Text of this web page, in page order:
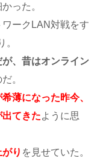
った。
ークLAN対戦をす
。
、昔はオンライン
。
薄になった昨今、
てきたように思
り を見せていた。